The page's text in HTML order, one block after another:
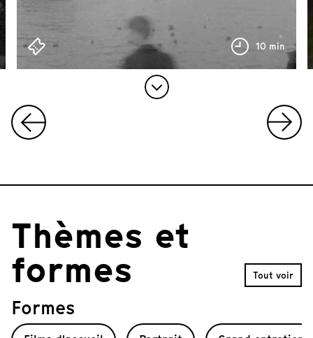
73 min 10 min
m
f
0
Thèmes et
formes Tout voir
Formes